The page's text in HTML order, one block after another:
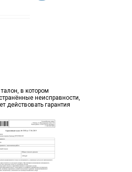
в котором
неисправности,
действовать гарантия